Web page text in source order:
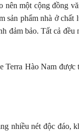
một cộng đồng
sản phẩm nhà ở
đảm bảo. Tất cả đều
Terra Hào Nam
nhiều nét độc đáo,